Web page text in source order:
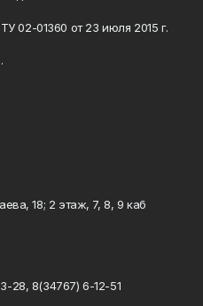
02-01360 от 23 июля 2015 г.
18; 2 этаж, 7, 8, 9 каб
28, 8(34767) 6-12-51